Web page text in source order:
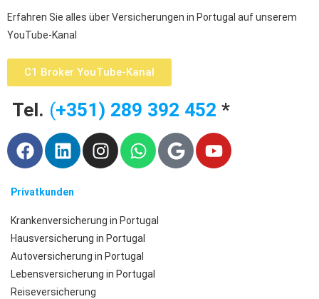
Erfahren Sie alles über Versicherungen in Portugal auf unserem
YouTube-Kanal
C1 Broker YouTube-Kanal
Tel. (+351) 289 392 452 *
F
a
e
b
o
o
k
L
i
k
e
d
i
n
I
n
g
r
a
m
W
h
s
a
p
p
G
o
Y
o
Privatkunden
Krankenversicherung in Portugal
Hausversicherung in Portugal
Autoversicherung in Portugal
Lebensversicherung in Portugal
Reiseversicherung